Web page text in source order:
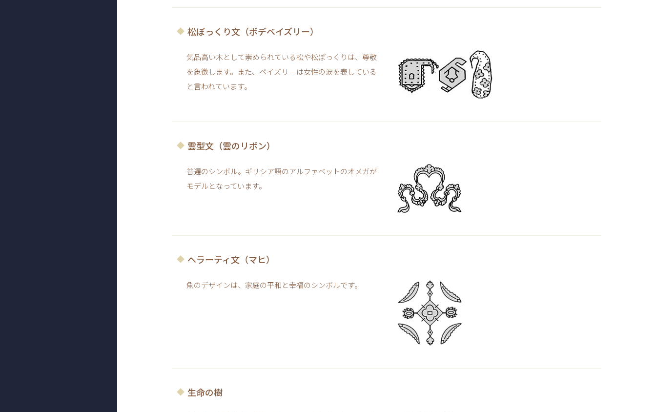
松ぼっくり文（ボデベイズリー）
気品高い木として崇められている松や松ぽっくりは、尊敬
を象徴します。また、ペイズリーは女性の涙を表している
と言われています。
雲型文（雲のリボン）
普遍のシンボル。ギリシア語のアルファベットのオメガが
モデルとなっています。
ヘラーティ文（マヒ）
魚のデザインは、家庭の平和と幸福のシンボルです。
生命の樹